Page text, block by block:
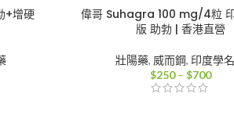
到
+增硬
偉哥 Suhagra 100 mg/4粒
版 助勃 | 香港直營
壯陽藥, 威而鋼, 印度學
$250 – $700價